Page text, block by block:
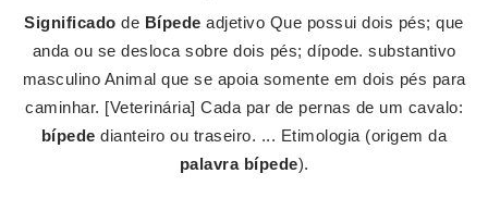
Significado de Bípede adjetivo Que possui dois pés; que
anda ou se desloca sobre dois pés; dípode. substantivo
masculino Animal que se apoia somente em dois pés para
caminhar. [Veterinária] Cada par de pernas de um cavalo:
bípede dianteiro ou traseiro. ... Etimologia (origem da
palavra bípede).